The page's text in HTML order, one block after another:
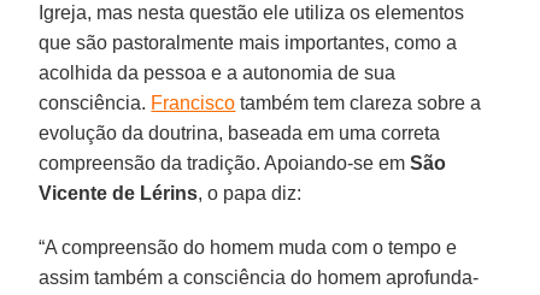
Igreja, mas nesta questão ele utiliza os elementos
que são pastoralmente mais importantes, como a
acolhida da pessoa e a autonomia de sua
consciência. Francisco também tem clareza sobre a
evolução da doutrina, baseada em uma correta
compreensão da tradição. Apoiando-se emSão
Vicente de Lérins, o papa diz:
“A compreensão do homem muda com o tempo e
assim também a consciência do homem aprofunda-